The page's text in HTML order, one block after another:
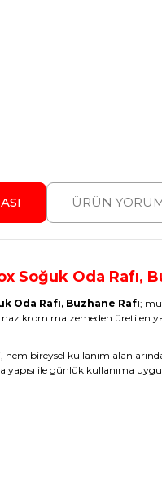
ÜRÜN
Soğuk Oda Rafı,
Oda Rafı, Buzhane Rafı;
krom malzemeden üretilen
bireysel kullanım
ile günlük kullanıma